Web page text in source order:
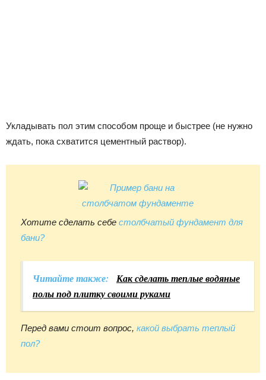
Укладывать пол этим способом проще и быстрее (не нужно
ждать, пока схватится цементный раствор).
Хотите сделать себе столбчатый фундамент для
бани?
Читайте также:
Как сделать теплые водяные
полы под плитку своими руками
Перед вами стоит вопрос, какой выбрать теплый
пол?